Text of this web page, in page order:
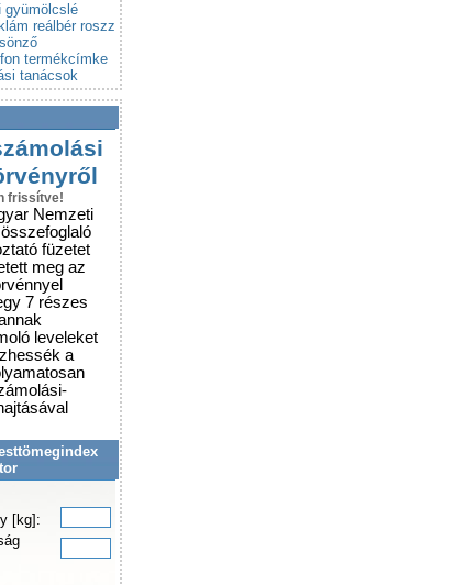
gyümölcslé
reálbér roszz
termékcímke
tanácsok
frissítve!
Nemzeti
füzetet
meg az
7 részes
leveleket
a
[kg]: